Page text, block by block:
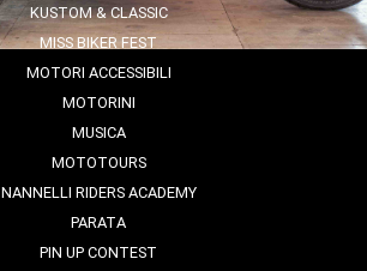
KUSTOM & CLASSIC
MISS BIKER FEST
MOTORI ACCESSIBILI
MOTORINI
MUSICA
MOTOTOURS
NANNELLI RIDERS ACADEMY
PARATA
PIN UP CONTEST